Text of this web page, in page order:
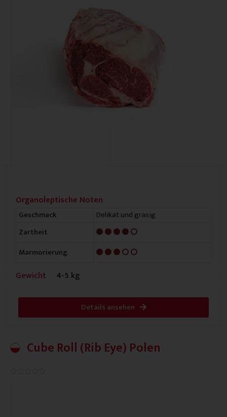
Organoleptische Noten
Geschmack
Delikat und grasig
Zartheit
4/5
Marmorierung 3/5
Gewicht 4-5 kg
Details ansehen
Cube Roll (Rib Eye) Polen